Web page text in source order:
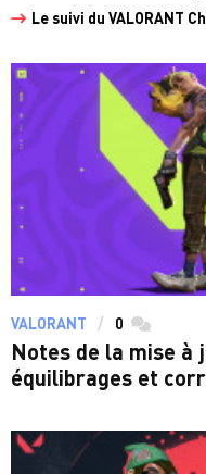
Le suivi du VALORANT
VALORANT 0
Notes de la mise à
équilibrages et